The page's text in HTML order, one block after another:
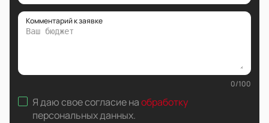
Комментарий к заявке
0/100
Я даю свое согласие наобработку
персональных данных.